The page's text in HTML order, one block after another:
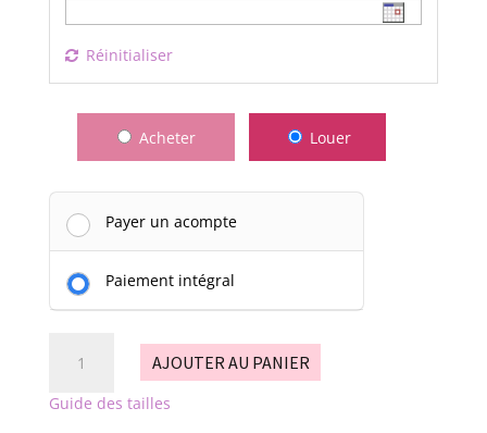
Réinitialiser
Acheter Louer
Payer un acompte
Paiement intégral
Creme
AJOUTER AU PANIER
Guide des tailles